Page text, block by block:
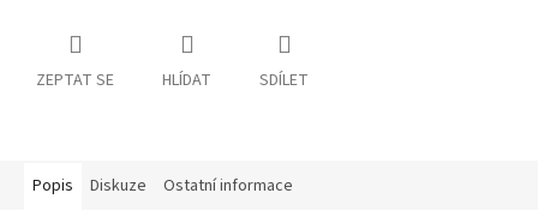
ZEPTAT SE HLÍDAT SDÍLET
Popis Diskuze Ostatní informace